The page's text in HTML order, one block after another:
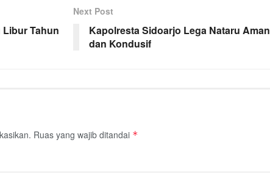
Tahun
Next Post
Kapolresta Sidoarjo Lega Nataru Aman
dan Kondusif
Ruas yang wajib ditandai *